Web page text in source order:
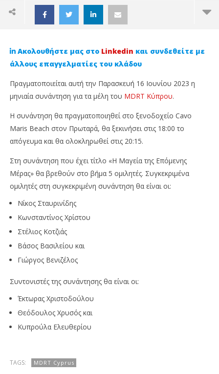
NOW VIEWING
MDRT Κύπρου: Την Παρασκευή η συνάντηση
12
Ιουνίου,
2023
Cyprus
Insurance
News
Team
Ακολουθήστε μας στο Linkedin και συνδεθείτε με
άλλους επαγγελματίες του κλάδου
Πραγματοποιείται αυτή την Παρασκευή 16 Ιουνίου 2023 η
μηνιαία συνάντηση για τα μέλη του MDRT Κύπρου.
Η συνάντηση θα πραγματοποιηθεί στο ξενοδοχείο Cavo
Maris Beach στον Πρωταρά, θα ξεκινήσει στις 18:00 το
απόγευμα και θα ολοκληρωθεί στις 20:15.
Στη συνάντηση που έχει τίτλο «Η Μαγεία της Επόμενης
Μέρας» θα βρεθούν στο βήμα 5 ομιλητές. Συγκεκριμένα
ομιλητές στη συγκεκριμένη συνάντηση θα είναι οι:
Νίκος Σταυρινίδης
Κωνσταντίνος Χρίστου
Στέλιος Κοτζιάς
Βάσος Βασιλείου και
Γιώργος Βενιζέλος
Συντονιστές της συνάντησης θα είναι οι:
Έκτωρας Χριστοδούλου
Θεόδουλος Χρυσός και
Κυπρούλα Ελευθερίου
TAGS: MDRT Cyprus